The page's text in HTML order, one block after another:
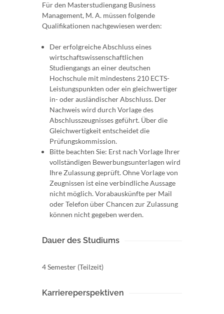
Für den Masterstudiengang Business
Management, M. A. müssen folgende
Qualifikationen nachgewiesen werden:
Der erfolgreiche Abschluss eines
wirtschaftswissenschaftlichen
Studiengangs an einer deutschen
Hochschule mit mindestens 210 ECTS-
Leistungspunkten oder ein gleichwertiger
in- oder ausländischer Abschluss. Der
Nachweis wird durch Vorlage des
Abschlusszeugnisses geführt. Über die
Gleichwertigkeit entscheidet die
Prüfungskommission.
Bitte beachten Sie: Erst nach Vorlage Ihrer
vollständigen Bewerbungsunterlagen wird
Ihre Zulassung geprüft. Ohne Vorlage von
Zeugnissen ist eine verbindliche Aussage
nicht möglich. Vorabauskünfte per Mail
oder Telefon über Chancen zur Zulassung
können nicht gegeben werden.
Dauer des Studiums
4 Semester (Teilzeit)
Karriereperspektiven